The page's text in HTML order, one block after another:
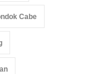
Cabe